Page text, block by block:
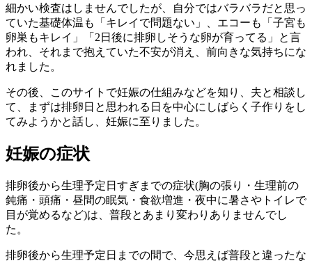
細かい検査はしませんでしたが、自分ではバラバラだと思っ
ていた基礎体温も「キレイで問題ない」、エコーも「子宮も
卵巣もキレイ」「2日後に排卵しそうな卵が育ってる」と言
われ、それまで抱えていた不安が消え、前向きな気持ちにな
れました。
その後、このサイトで妊娠の仕組みなどを知り、夫と相談し
て、まずは排卵日と思われる日を中心にしばらく子作りをし
てみようかと話し、妊娠に至りました。
妊娠の症状
排卵後から生理予定日すぎまでの症状(胸の張り・生理前の
鈍痛・頭痛・昼間の眠気・食欲増進・夜中に暑さやトイレで
目が覚めるなど)は、普段とあまり変わりありませんでし
た。
排卵後から生理予定日までの間で、今思えば普段と違ったな